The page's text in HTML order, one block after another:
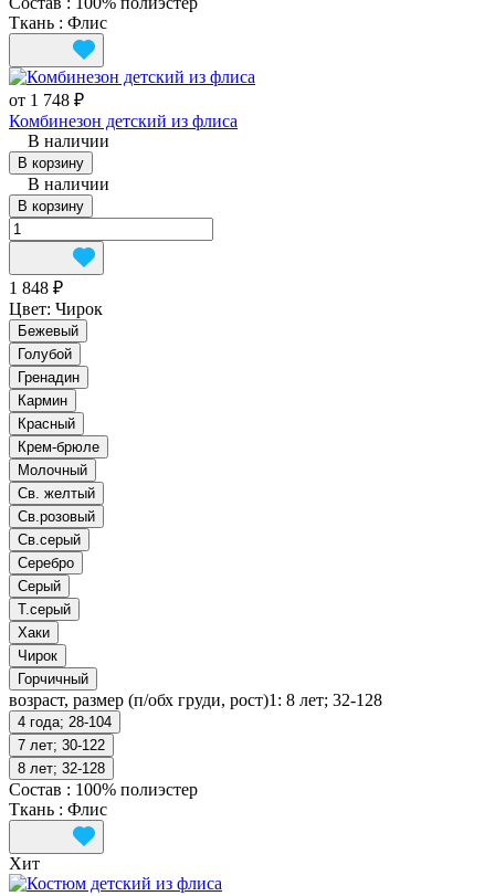
Ткань : Флис
от 1 748 ₽
Комбинезон детский из флиса
В наличии
В корзину
В наличии
В корзину
1 848 ₽
Цвет: Чирок
Бежевый
Голубой
Гренадин
Кармин
Красный
Крем-брюле
Молочный
Св. желтый
Св.розовый
Св.серый
Серебро
Серый
Т.серый
Хаки
Чирок
Горчичный
возраст, размер (п/обх груди, рост)1: 8 лет; 32-128
4 года; 28-104
7 лет; 30-122
8 лет; 32-128
Состав : 100% полиэстер
Ткань : Флис
Хит